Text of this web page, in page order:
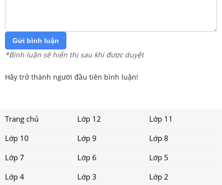
Gửi bình luận
*Bình luận sẽ hiển thị sau khi được duyệt
Hãy trở thành người đầu tiên bình luận!
Trang chủ Lớp 12
Lớp 11
Lớp 10
Lớp 9
Lớp 8
Lớp 7
Lớp 6
Lớp 5
Lớp 4
Lớp 3 Lớp 2